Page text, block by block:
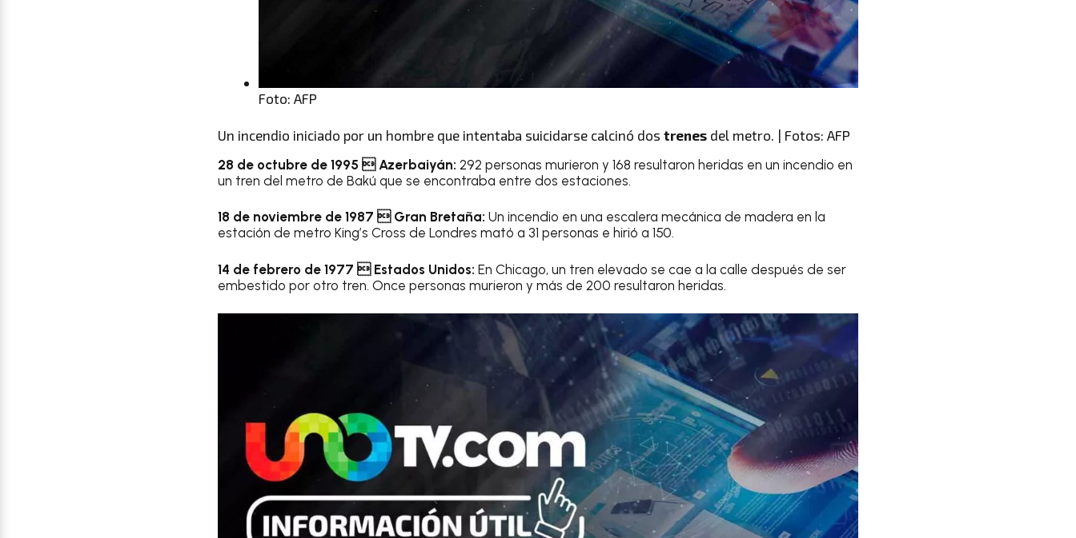
Foto: AFP
Un incendio iniciado por un hombre que intentaba suicidarse calcinó dos trenes del metro. | Fotos: AFP
28 de octubre de 1995  Azerbaiyán: 292 personas murieron y 168 resultaron heridas en un incendio en
un tren del metro de Bakú que se encontraba entre dos estaciones.
18 de noviembre de 1987  Gran Bretaña: Un incendio en una escalera mecánica de madera en la
estación de metro King’s Cross de Londres mató a 31 personas e hirió a 150.
14 de febrero de 1977  Estados Unidos: En Chicago, un tren elevado se cae a la calle después de ser
embestido por otro tren. Once personas murieron y más de 200 resultaron heridas.